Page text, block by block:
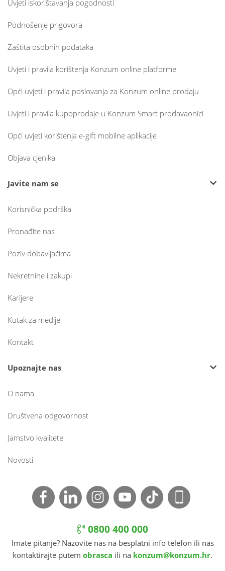
Uvjeti iskorištavanja pogodnosti
Podnošenje prigovora
Zaštita osobnih podataka
Uvjeti i pravila korištenja Konzum online platforme
Opći uvjeti i pravila poslovanja za Konzum online prodaju
Uvjeti i pravila kupoprodaje u Konzum Smart prodavaonici
Opći uvjeti korištenja e-gift mobilne aplikacije
Objava cjenika
Javite nam se
Korisnička podrška
Pronađite nas
Poziv dobavljačima
Nekretnine i zakupi
Karijere
Kutak za medije
Kontakt
Upoznajte nas
O nama
Društvena odgovornost
Jamstvo kvalitete
Novosti
0800 400 000
Imate pitanje? Nazovite nas na besplatni info telefon ili nas
kontaktirajte putem obrasca ili na konzum@konzum.hr.